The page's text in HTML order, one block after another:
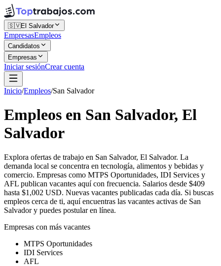
🇸🇻El Salvador
EmpresasEmpleos
Candidatos
Empresas
Iniciar sesiónCrear cuenta
Inicio/Empleos/San Salvador
Empleos en San Salvador, El
Salvador
Explora ofertas de trabajo en San Salvador, El Salvador. La
demanda local se concentra en tecnología, alimentos y bebidas y
comercio. Empresas como MTPS Oportunidades, IDI Services y
AFL publican vacantes aquí con frecuencia. Salarios desde $409
hasta $1,002 USD. Nuevas vacantes publicadas cada día. Si buscas
empleos cerca de ti, aquí encuentras las vacantes activas de San
Salvador y puedes postular en línea.
Empresas con más vacantes
MTPS Oportunidades
IDI Services
AFL